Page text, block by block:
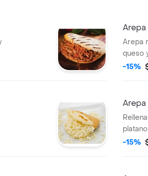
Arepa
queso
-15%
Arepa
-15%